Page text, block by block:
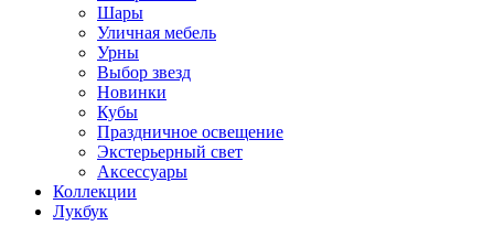
Шары
Уличная мебель
Урны
Выбор звезд
Новинки
Кубы
Праздничное освещение
Экстерьерный свет
Аксессуары
Коллекции
Лукбук